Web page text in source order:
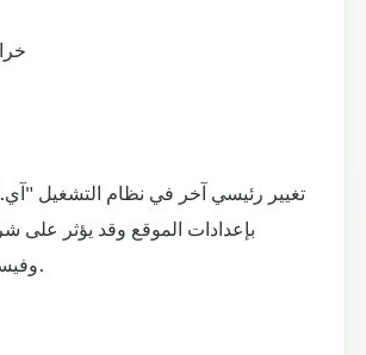
بإعدادات الموقع وقد يؤثر
وفيسبوك بشكل كبير.